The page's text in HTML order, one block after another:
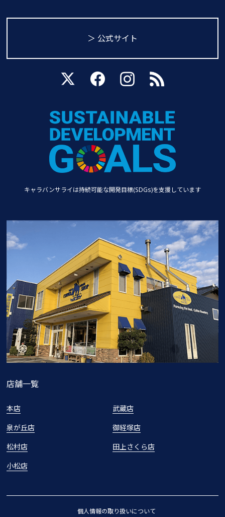
＞ 公式サイト
キャラバンサライは持続可能な開発目標(SDGs)を支援しています
店舗一覧
本店
武蔵店
泉が丘店
御経塚店
松村店
田上さくら店
小松店
個人情報の取り扱いについて